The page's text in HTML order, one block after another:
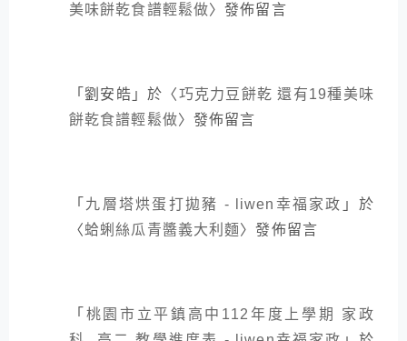
美味餅乾食譜輕鬆做〉發佈留言
「劉安皓 」於〈巧克力豆餅乾 還有19種美味
餅乾食譜輕鬆做〉發佈留言
「 九層塔烘蛋打拋豬 - liwen幸福家政 」於
〈蛤蜊絲瓜青醬義大利麵〉發佈留言
「 桃園市立平鎮高中112年度上學期 家政